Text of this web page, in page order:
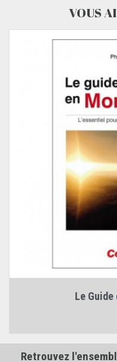
VOUS
Le
Retrouvez